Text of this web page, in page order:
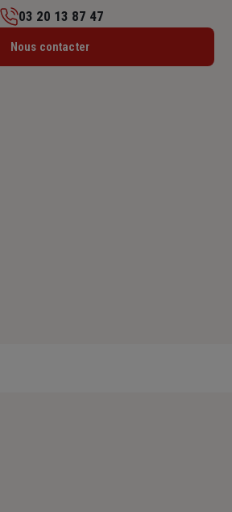
Lundi : 09h – 12h / 14h – 19h
03 20 13 87 47
Nous contacter